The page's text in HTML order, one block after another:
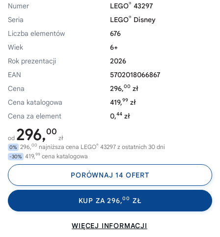
Numer LEGO® 43297
Seria
LEGO® Disney
Liczba elementów
676
Wiek
6+
Rok prezentacji
2026
EAN
5702018066867
Cena
296,00 zł
Cena katalogowa
419,99 zł
Cena za element
0,44 zł
od 296,00
zł
0% 296,00 najniższa cena LEGO® 43297 z ostatnich 30 dni
-30% 419,99 cena katalogowa
PORÓWNAJ 14 OFERT
KUP ZA 296,00 ZŁ
WIĘCEJ INFORMACJI